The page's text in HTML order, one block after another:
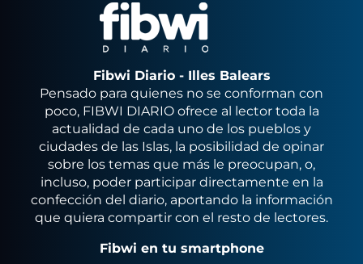
Fibwi Diario - Illes Balears
Pensado para quienes no se conforman con
poco, FIBWI DIARIO ofrece al lector toda la
actualidad de cada uno de los pueblos y
ciudades de las Islas, la posibilidad de opinar
sobre los temas que más le preocupan, o,
incluso, poder participar directamente en la
confección del diario, aportando la información
que quiera compartir con el resto de lectores.
Fibwi en tu smartphone